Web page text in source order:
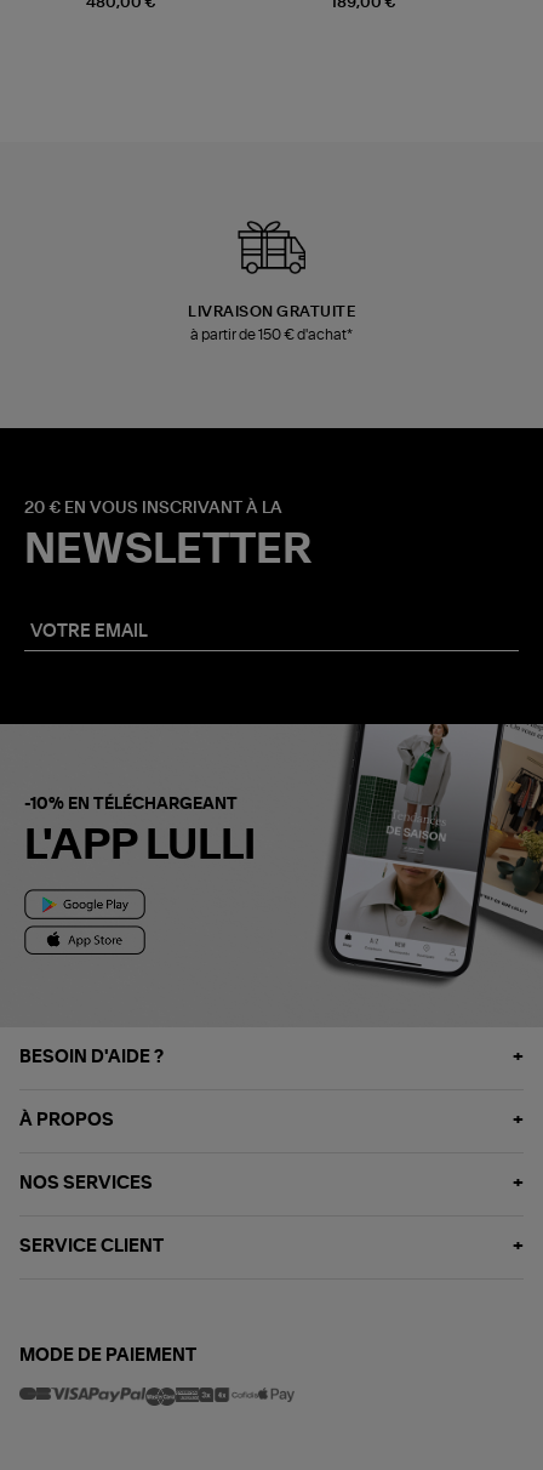
LIVRAISON GRATUITE
à partir de 150 € d'achat*
20 € EN VOUS INSCRIVANT À LA
NEWSLETTER
-10% EN TÉLÉCHARGEANT
L'APP LULLI
BESOIN D'AIDE ?
À PROPOS
NOS SERVICES
SERVICE CLIENT
MODE DE PAIEMENT